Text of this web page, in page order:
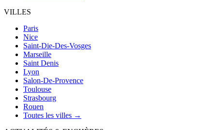
VILLES
Paris
Nice
Saint-Die-Des-Vosges
Marseille
Saint Denis
Lyon
Salon-De-Provence
Toulouse
Strasbourg
Rouen
Toutes les villes →